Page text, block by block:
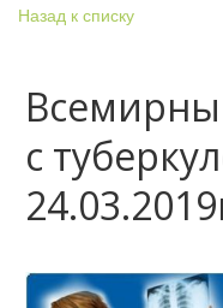
Назад к списку
с